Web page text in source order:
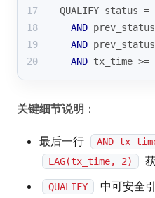
17
QUALIFY status =
18
AND
19
AND
20
AND tx_time >=
关键细节说明 ：
最后一行 AND
LAG(tx_time, 2)
QUALIFY 中可安全